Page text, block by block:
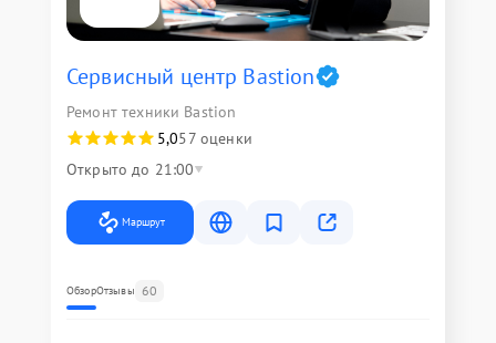
Сервисный центр Bastion
Ремонт техники Bastion
5,057 оценки
Открыто до 21:00
Маршрут
ОбзорОтзывы 60